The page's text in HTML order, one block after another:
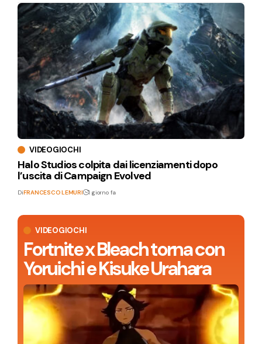
VIDEOGIOCHI
Fortnite x Bleach torna con
Yoruichi e Kisuke Urahara
VIDEOGIOCHI
Halo Studios colpita dai licenziamenti dopo
l’uscita di Campaign Evolved
DiFRANCESCO LEMURI 1 giorno fa